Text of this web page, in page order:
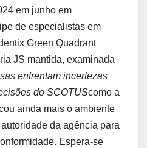
em junho em
de especialistas em
Green Quadrant
JS mantida, examinada
enfrentam incertezas
do SCOTUScomo a
ainda mais o ambiente
da agência para
Espera-se